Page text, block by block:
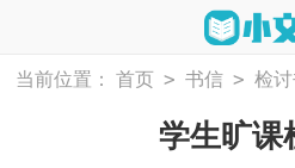
当前位置： 首页 > 书信 > 检
学生旷课